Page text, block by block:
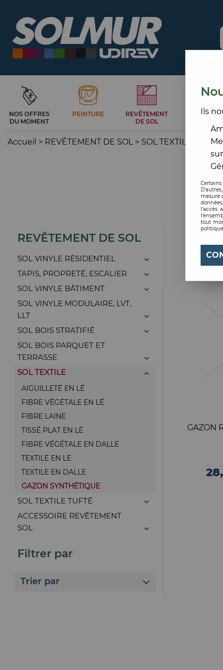
NOS OFFRES
DU MOMENT
PEINTURE
REVÊTEMENT
DE SOL
Accueil > REVÊTEMENT DE SOL > SOL TEXTILE
REVÊTEMENT DE SOL
SOL VINYLE RÉSIDENTIEL
TAPIS, PROPRETÉ, ESCALIER
SOL VINYLE BÂTIMENT
SOL VINYLE MODULAIRE, LVT,
LLT
SOL BOIS STRATIFIÉ
SOL BOIS PARQUET ET
TERRASSE
SOL TEXTILE
AIGUILLETÉ EN LÉ
FIBRE VÉGÉTALE EN LÉ
FIBRE LAINE
TISSÉ PLAT EN LÉ
FIBRE VÉGÉTALE EN DALLE
TEXTILE EN LE
TEXTILE EN DALLE
GAZON SYNTHÉTIQUE
SOL TEXTILE TUFTÉ
ACCESSOIRE REVÊTEMENT
SOL
Filtrer par
Trier par
GAZON
Ils
mesure
l'accès
tout